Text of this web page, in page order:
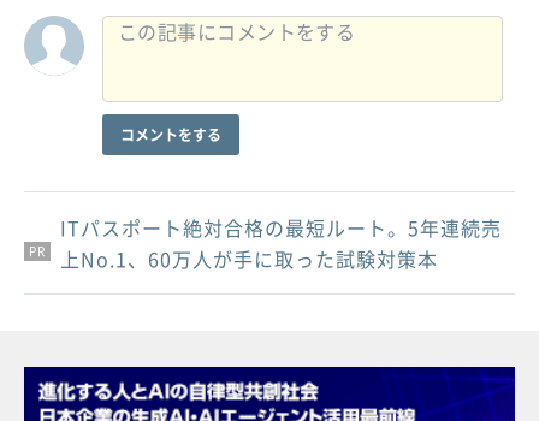
コメントをする
PR
PR
PR
ITパスポート絶対合格の最短ルート。5年連続売
上No.1、60万人が手に取った試験対策本